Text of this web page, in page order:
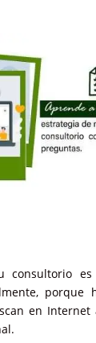
consultorio
en